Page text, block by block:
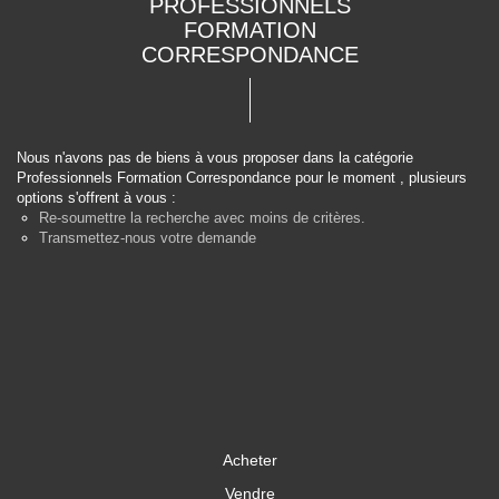
PROFESSIONNELS
FORMATION
CORRESPONDANCE
Nous n'avons pas de biens à vous proposer dans la catégorie
Professionnels Formation Correspondance pour le moment , plusieurs
options s'offrent à vous :
Re-soumettre la recherche avec moins de critères.
Transmettez-nous votre demande
Acheter
Vendre